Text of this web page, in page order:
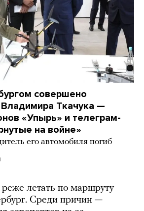
совершено
Ткачука —
«Упырь» и телеграм-
на войне»
его автомобиля погиб
реже летать по маршруту
Среди причин —